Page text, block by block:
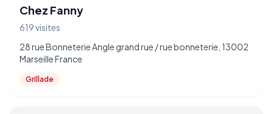
Chez Fanny
619 visites
28 rue Bonneterie Angle grand rue / rue bonneterie, 13002
Marseille France
Grillade